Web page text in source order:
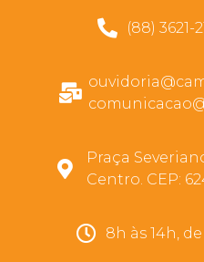
(88) 3621-
Praça
Centro. CEP:
8h às 14h,